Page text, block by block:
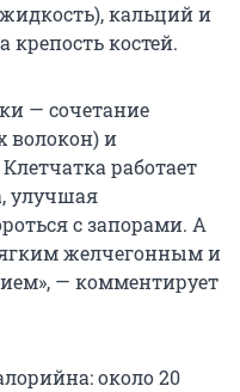
кальций и
крепость костей.
— сочетание
волокон) и
работает
улучшая
с запорами. А
желчегонным и
— комментирует
около 20